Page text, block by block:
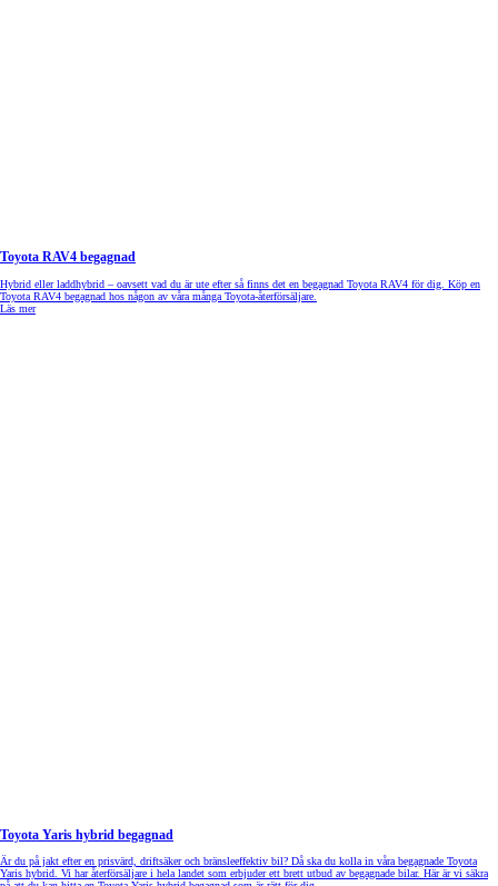
Toyota RAV4 begagnad
Hybrid eller laddhybrid – oavsett vad du är ute efter så finns det en begagnad Toyota RAV4 för dig. Köp en
Toyota RAV4 begagnad hos någon av våra många Toyota-återförsäljare.
Läs mer
Toyota Yaris hybrid begagnad
Är du på jakt efter en prisvärd, driftsäker och bränsleeffektiv bil? Då ska du kolla in våra begagnade Toyota
Yaris hybrid. Vi har återförsäljare i hela landet som erbjuder ett brett utbud av begagnade bilar. Här är vi säkra